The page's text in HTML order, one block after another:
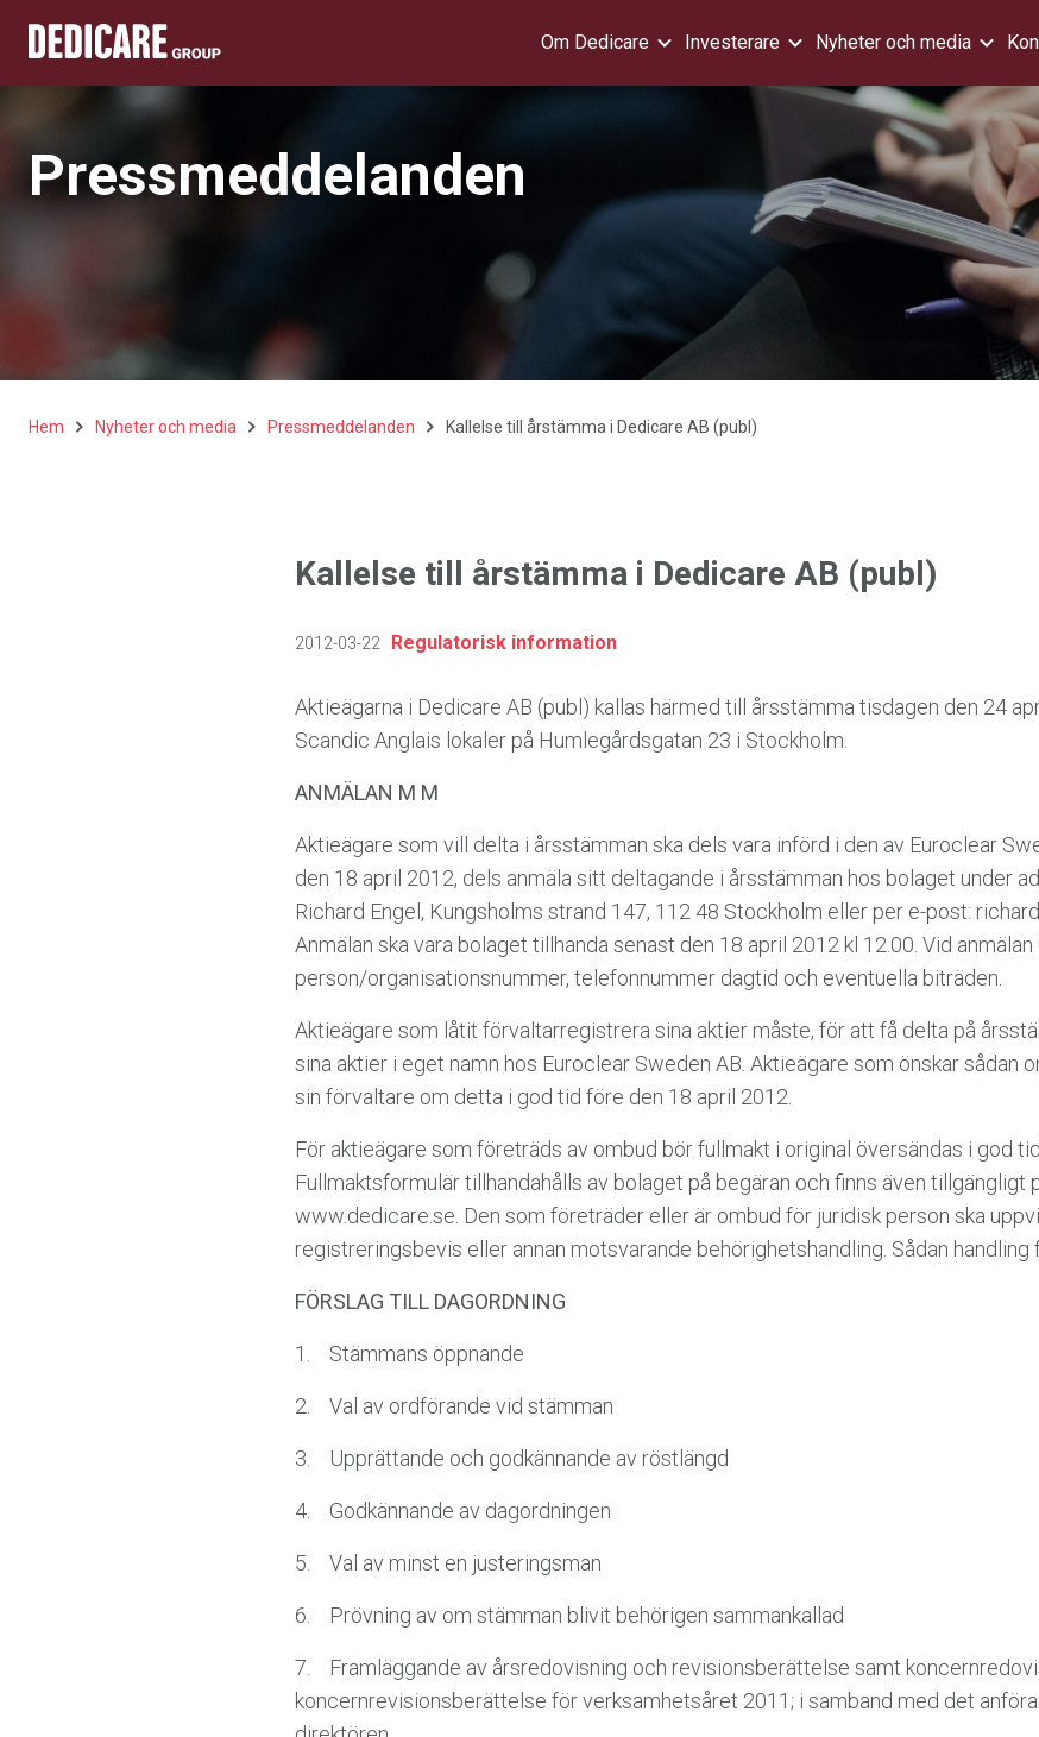
Om Dedicare Investerare Nyheter och media
Pressmeddelanden
Hem Nyheter och media Pressmeddelanden Kallelse till årstämma i Dedicare AB (publ)
Kallelse till årstämma i Dedicare AB (publ)
2012-03-22 Regulatorisk information
Aktieägarna i Dedicare AB (publ) kallas härmed till årsstämma tisdagen den 24
Scandic Anglais lokaler på Humlegårdsgatan 23 i Stockholm.
ANMÄLAN M M
Aktieägare som vill delta i årsstämman ska dels vara införd i den av Euroclear
den 18 april 2012, dels anmäla sitt deltagande i årsstämman hos bolaget under
Richard Engel, Kungsholms strand 147, 112 48 Stockholm eller per e-post:
Anmälan ska vara bolaget tillhanda senast den 18 april 2012 kl 12.00. Vid anmälan
person/organi­sationsnummer, telefon­­nummer dagtid och eventuella biträden.
Aktieägare som låtit förvaltarregistrera sina aktier måste, för att få delta på
sina aktier i eget namn hos Euroclear Sweden AB. Aktieägare som önskar sådan
sin förvaltare om detta i god tid före den 18 april 2012.
För aktieägare som företräds av ombud bör fullmakt i original översändas i god
Fullmaktsformulär tillhandahålls av bolaget på begäran och finns även tillgängligt
www.dedicare.se. Den som företräder eller är ombud för juridisk person ska
registreringsbevis eller annan motsvarande behörighetshandling. Sådan handling
FÖRSLAG TILL DAGORDNING
1. Stämmans öppnande
2. Val av ordförande vid stämman
3. Upprättande och godkännande av röstlängd
4. Godkännande av dagordningen
5. Val av minst en justeringsman
6. Prövning av om stämman blivit behörigen sammankallad
7. Framläggande av årsredovisning och revisionsberättelse samt
koncernrevisionsberättelse för verksamhetsåret 2011; i samband med det